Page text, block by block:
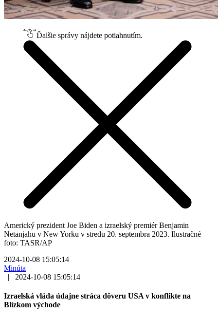
Ďalšie správy nájdete potiahnutím.
Americký prezident Joe Biden a izraelský premiér Benjamin
Netanjahu v New Yorku v stredu 20. septembra 2023. Ilustračné
foto: TASR/AP
2024-10-08 15:05:14
Minúta
|
2024-10-08 15:05:14
Izraelská vláda údajne stráca dôveru USA v konflikte na
Blízkom východe